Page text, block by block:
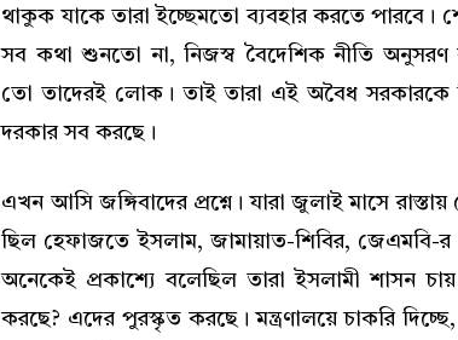
থাকুক যাকে তারা ইচ্ছেমতো ব্যবহার করতে পারবে।
সব কথা শুনতো না, নিজস্ব বৈদেশিক নীতি
তো তাদেরই লোক। তাই তারা এই অবৈধ সরকারকে
দরকার সব করছে।
এখন আসি জঙ্গিবাদের প্রশ্নে। যারা জুলাই মাসে
ছিল হেফাজতে ইসলাম, জামায়াত-শিবির, জেএমবি-
অনেকেই প্রকাশ্যে বলেছিল তারা ইসলামী শাসন
করছে? এদের পুরস্কৃত করছে। মন্ত্রণালয়ে চাকরি